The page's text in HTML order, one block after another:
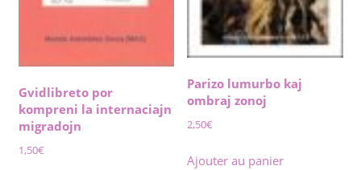
Gvidlibreto por
kompreni la internaciajn
migradojn
1,50€
Parizo lumurbo kaj
ombraj zonoj
2,50€
Ajouter au panier